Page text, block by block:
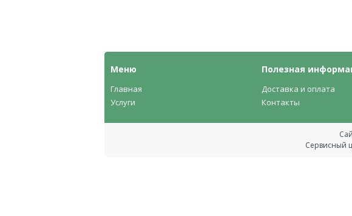
Меню
Главная
Услуги
Полезная
Доставка и оплата
Контакты